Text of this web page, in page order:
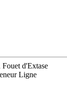
d'Extase
Ligne